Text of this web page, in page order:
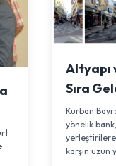
Altyapı
Sıra
Kurban
yönelik
karşın uzun